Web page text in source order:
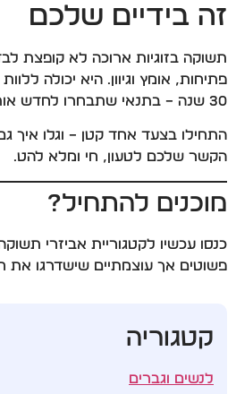
זה בידיים שלכם
תשוקה בזוגיות ארוכה לא קופצת
30 שנה – בתנאי שתבחרו לחדש אותה כל פעם מחדש.
התחילו בצעד אחד קטן – וגלו איך
הקשר שלכם לטעון, חי ומלא להט.
מוכנים להתחיל?
כנסו עכשיו לקטגוריית אביזרי
פשוטים אך עוצמתיים שישדרגו את
קטגוריה
לנשים וגברים